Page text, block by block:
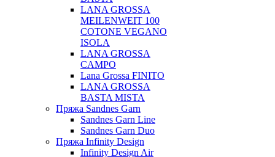
LANA GROSSA
MEILENWEIT 100
COTONE VEGANO
ISOLA
LANA GROSSA
CAMPO
Lana Grossa FINITO
LANA GROSSA
BASTA MISTA
Пряжа Sandnes Garn
Sandnes Garn Line
Sandnes Garn Duo
Пряжа Infinity Design
Infinity Design Air